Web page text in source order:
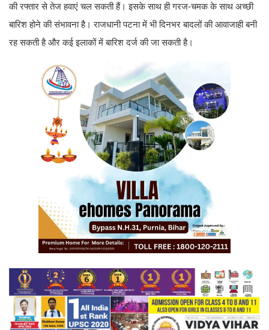
की रफ्तार से तेज हवाएं चल सकती हैं। इसके साथ ही गरज-चमक के साथ अच्छी
बारिश होने की संभावना है। राजधानी पटना में भी दिनभर बादलों की आवाजाही बनी
रह सकती है और कई इलाकों में बारिश दर्ज की जा सकती है।